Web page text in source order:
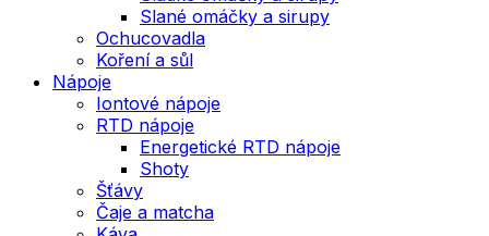
Slané omáčky a sirupy
Ochucovadla
Koření a sůl
Nápoje
Iontové nápoje
RTD nápoje
Energetické RTD nápoje
Shoty
Šťávy
Čaje a matcha